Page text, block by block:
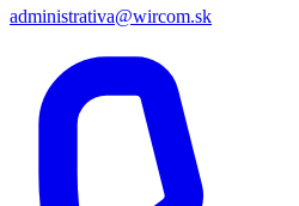
administrativa@wircom.sk